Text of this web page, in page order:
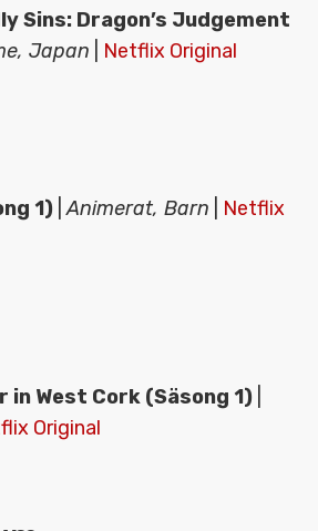
Sins: Dragon’s Judgement
Japan Netflix Original
1) |Animerat, Barn
Netflix
in West Cork (Säsong 1)
Original